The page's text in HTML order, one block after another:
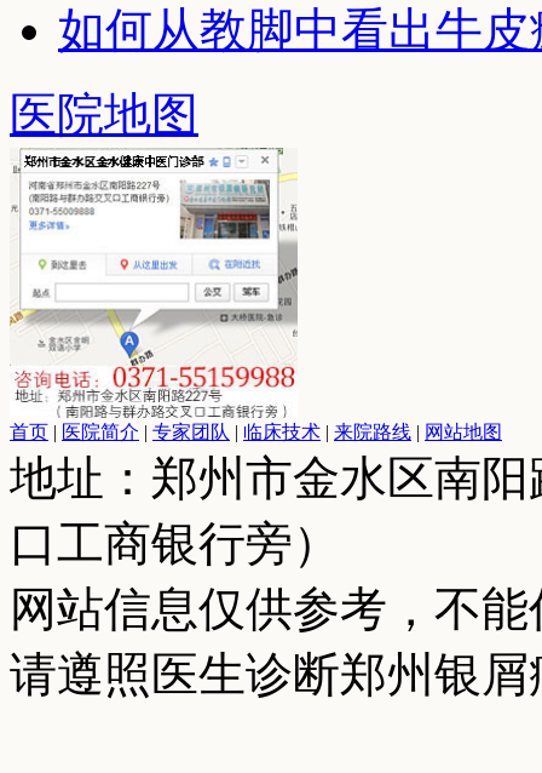
如何从教脚中看出牛皮
医院地图
首页 | 医院简介 | 专家团队 | 临床技术 | 来院路线 | 网站地图
地址：郑州市金水区南
口工商银行旁）
网站信息仅供参考，不
请遵照医生诊断郑州银